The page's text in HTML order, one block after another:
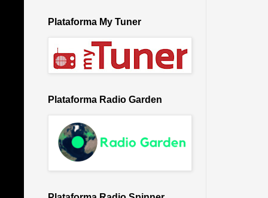
Plataforma My Tuner
Plataforma Radio Garden